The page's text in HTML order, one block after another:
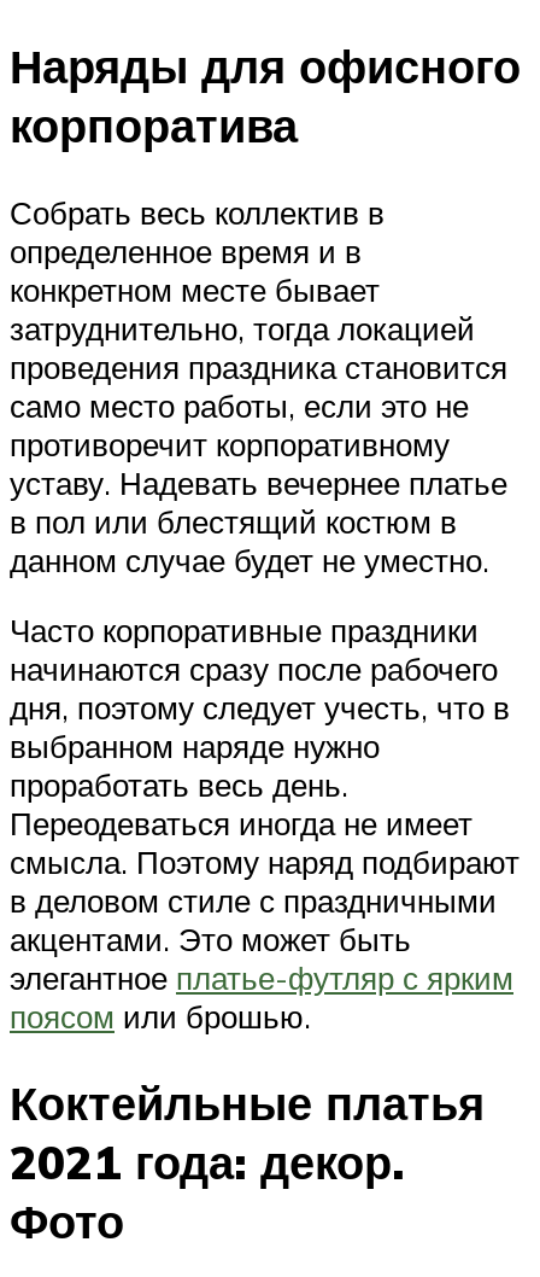
Наряды для офисного
корпоратива
Собрать весь коллектив в
определенное время и в
конкретном месте бывает
затруднительно, тогда локацией
проведения праздника становится
само место работы, если это не
противоречит корпоративному
уставу. Надевать вечернее платье
в пол или блестящий костюм в
данном случае будет не уместно.
Часто корпоративные праздники
начинаются сразу после рабочего
дня, поэтому следует учесть, что в
выбранном наряде нужно
проработать весь день.
Переодеваться иногда не имеет
смысла. Поэтому наряд подбирают
в деловом стиле с праздничными
акцентами. Это может быть
элегантное платье-футляр с ярким
поясом или брошью.
Коктейльные платья
2021 года: декор.
Фото